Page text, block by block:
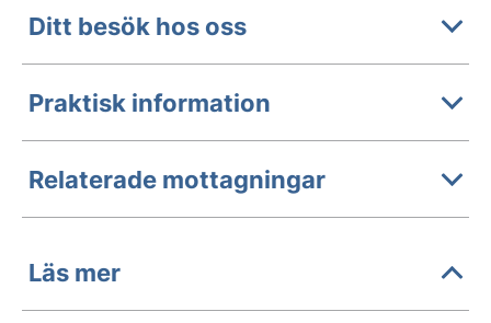
Ditt besök hos oss
Praktisk information
Relaterade mottagningar
Läs mer